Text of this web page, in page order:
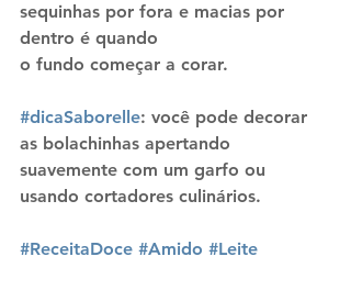
sequinhas por fora e macias por
dentro é quando
o fundo começar a corar.
#dicaSaborelle: você pode decorar
as bolachinhas apertando
suavemente com um garfo ou
usando cortadores culinários.
#ReceitaDoce #Amido #Leite